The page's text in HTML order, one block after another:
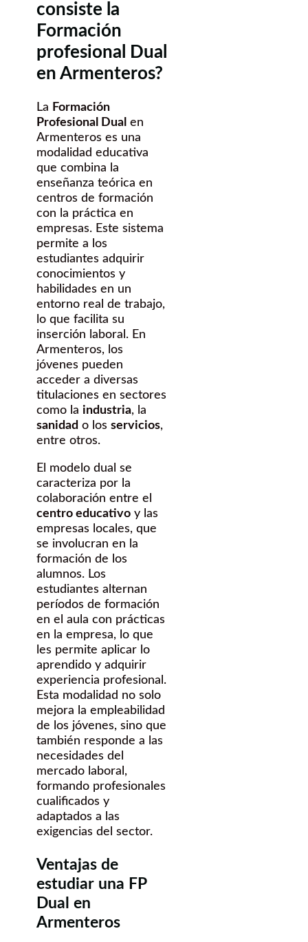
consiste la
Formación
profesional Dual
en Armenteros?
La Formación
Profesional Dual en
Armenteros es una
modalidad educativa
que combina la
enseñanza teórica en
centros de formación
con la práctica en
empresas. Este sistema
permite a los
estudiantes adquirir
conocimientos y
habilidades en un
entorno real de trabajo,
lo que facilita su
inserción laboral. En
Armenteros, los
jóvenes pueden
acceder a diversas
titulaciones en sectores
como la industria, la
sanidad o los servicios,
entre otros.
El modelo dual se
caracteriza por la
colaboración entre el
centro educativo y las
empresas locales, que
se involucran en la
formación de los
alumnos. Los
estudiantes alternan
períodos de formación
en el aula con prácticas
en la empresa, lo que
les permite aplicar lo
aprendido y adquirir
experiencia profesional.
Esta modalidad no solo
mejora la empleabilidad
de los jóvenes, sino que
también responde a las
necesidades del
mercado laboral,
formando profesionales
cualificados y
adaptados a las
exigencias del sector.
Ventajas de
estudiar una FP
Dual en
Armenteros